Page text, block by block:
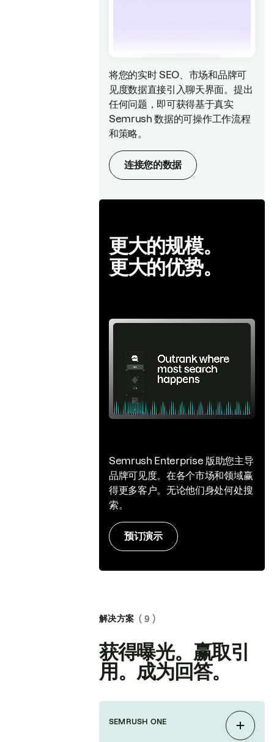
将您的实时 SEO、市场和品牌可
见度数据直接引入聊天界面。提出
任何问题，即可获得基于真实
Semrush 数据的可操作工作流程
和策略。
连接您的数据
更大的规模。
更大的优势。
Semrush Enterprise 版助您主导
品牌可见度。在各个市场和领域赢
得更多客户。无论他们身处何处搜
索。
预订演示
解决方案 ( 9 )
获得曝光。赢取引
用。成为回答。
SEMRUSH ONE
展开